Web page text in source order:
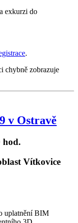
exkurzi do
.
chybně zobrazuje
v Ostravě
hod.
Vítkovice
uplatnění BIM